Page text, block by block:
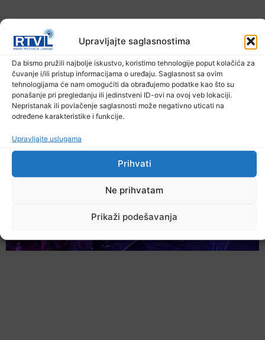
Upravljajte saglasnostima
Da bismo pružili najbolje iskustvo, koristimo tehnologije poput kolačića za
čuvanje i/ili pristup informacijama o uređaju. Saglasnost sa ovim
tehnologijama će nam omogućiti da obrađujemo podatke kao što su
ponašanje pri pregledanju ili jedinstveni ID-ovi na ovoj veb lokaciji.
Nepristanak ili povlačenje saglasnosti može negativno uticati na
određene karakteristike i funkcije.
Upravljajte uslugama
Prihvati
Ne prihvatam
Prikaži podešavanja
U TK povećan broj požara
7. Augusta 2026.